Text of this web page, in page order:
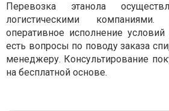
Перевозка этанола
логистическими
оперативное исполнение
есть вопросы по поводу заказа
менеджеру. Консультирование
на бесплатной основе.